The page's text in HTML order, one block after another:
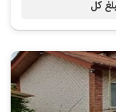
کل